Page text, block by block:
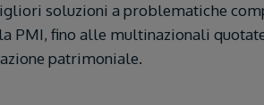
soluzioni a problematiche
PMI, fino alle multinazionali
patrimoniale.